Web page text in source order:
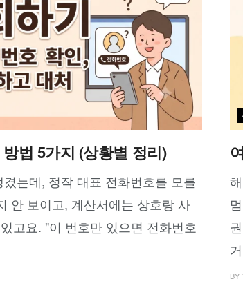
법 5가지 (상황별 정리)
는데, 정작 대표 전화번호를 모를
안 보이고, 계산서에는 상호랑 사
고요. "이 번호만 있으면 전화번호
BY